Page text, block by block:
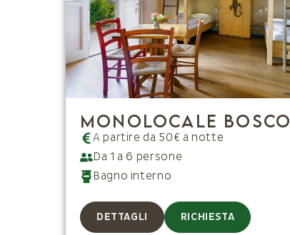
Monolocale Bosco
A partire da 50€ a notte
Da 1 a 6 persone
Bagno interno
DETTAGLI RICHIESTA